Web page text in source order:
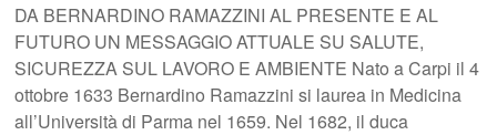
DA BERNARDINO RAMAZZINI AL PRESENTE E AL
FUTURO UN MESSAGGIO ATTUALE SU SALUTE,
SICUREZZA SUL LAVORO E AMBIENTE Nato a Carpi il 4
ottobre 1633 Bernardino Ramazzini si laurea in Medicina
all’Università di Parma nel 1659. Nel 1682, il duca